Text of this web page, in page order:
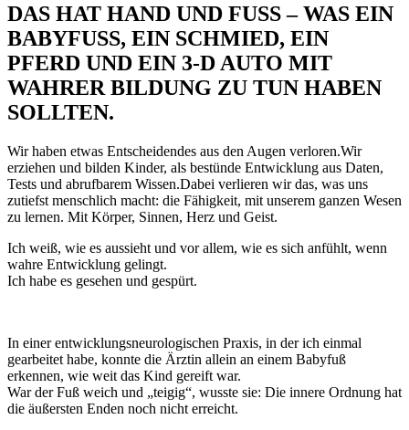
DAS HAT HAND UND FUSS – WAS EIN
BABYFUSS, EIN SCHMIED, EIN
PFERD UND EIN 3-D AUTO MIT
WAHRER BILDUNG ZU TUN HABEN
SOLLTEN.
Wir haben etwas Entscheidendes aus den Augen verloren.Wir
erziehen und bilden Kinder, als bestünde Entwicklung aus Daten,
Tests und abrufbarem Wissen.Dabei verlieren wir das, was uns
zutiefst menschlich macht: die Fähigkeit, mit unserem ganzen Wesen
zu lernen. Mit Körper, Sinnen, Herz und Geist.
Ich weiß, wie es aussieht und vor allem, wie es sich anfühlt, wenn
wahre Entwicklung gelingt.
Ich habe es gesehen und gespürt.
In einer entwicklungsneurologischen Praxis, in der ich einmal
gearbeitet habe, konnte die Ärztin allein an einem Babyfuß
erkennen, wie weit das Kind gereift war.
War der Fuß weich und „teigig“, wusste sie: Die innere Ordnung hat
die äußersten Enden noch nicht erreicht.